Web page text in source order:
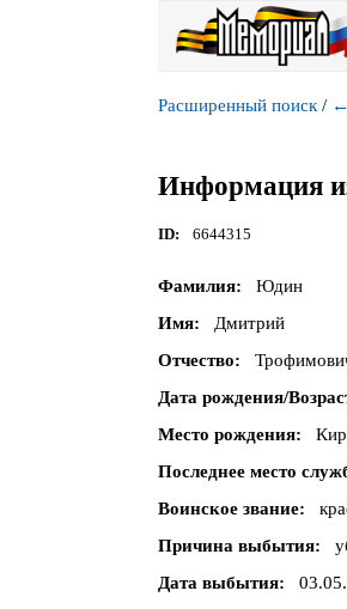
Расширенный поиск / ←
Информация
ID 6644315
Фамилия
Юдин
Имя
Дмитрий
Отчество
Дата рождения/
Место рождения
Последнее место
Воинское звание
Причина выбытия
Дата выбытия